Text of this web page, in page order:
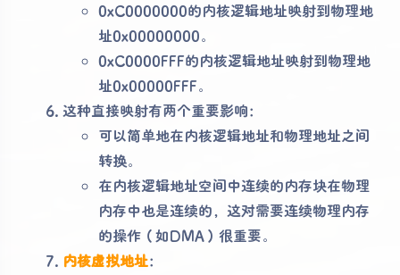
0xC0000000的内核逻辑地址映射到物理地
址0x00000000。
0xC0000FFF的内核逻辑地址映射到物理地
址0x00000FFF。
这种直接映射有两个重要影响：
可以简单地在内核逻辑地址和物理地址之间
转换。
在内核逻辑地址空间中连续的内存块在物理
内存中也是连续的，这对需要连续物理内存
的操作（如DMA）很重要。
内核虚拟地址：